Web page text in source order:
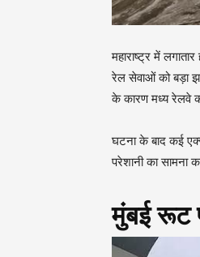
महाराष्ट्र में
रेल सेवाओं को बड़ा
के कारण मध्य रेलवे
घटना के बाद कई
परेशानी का सामना
मुंबई रूट